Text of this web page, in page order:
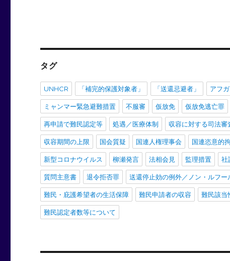
タグ
UNHCR 「補完的保護対象者」 「送還忌避者」 アフ
ミャンマー緊急避難措置 不服審 仮放免 仮放免逃亡罪
再申請で難民認定等 処遇／医療体制 収容に対する司法審
収容期間の上限 国会質疑 国連人権理事会 国連恣意的
新型コロナウイルス 柳瀬発言 法相会見 監理措置 社
質問主意書 退令拒否罪 送還停止効の例外／ノン・ルフー
難民・庇護希望者の生活保障 難民申請者の収容 難民該当
難民認定者数等について